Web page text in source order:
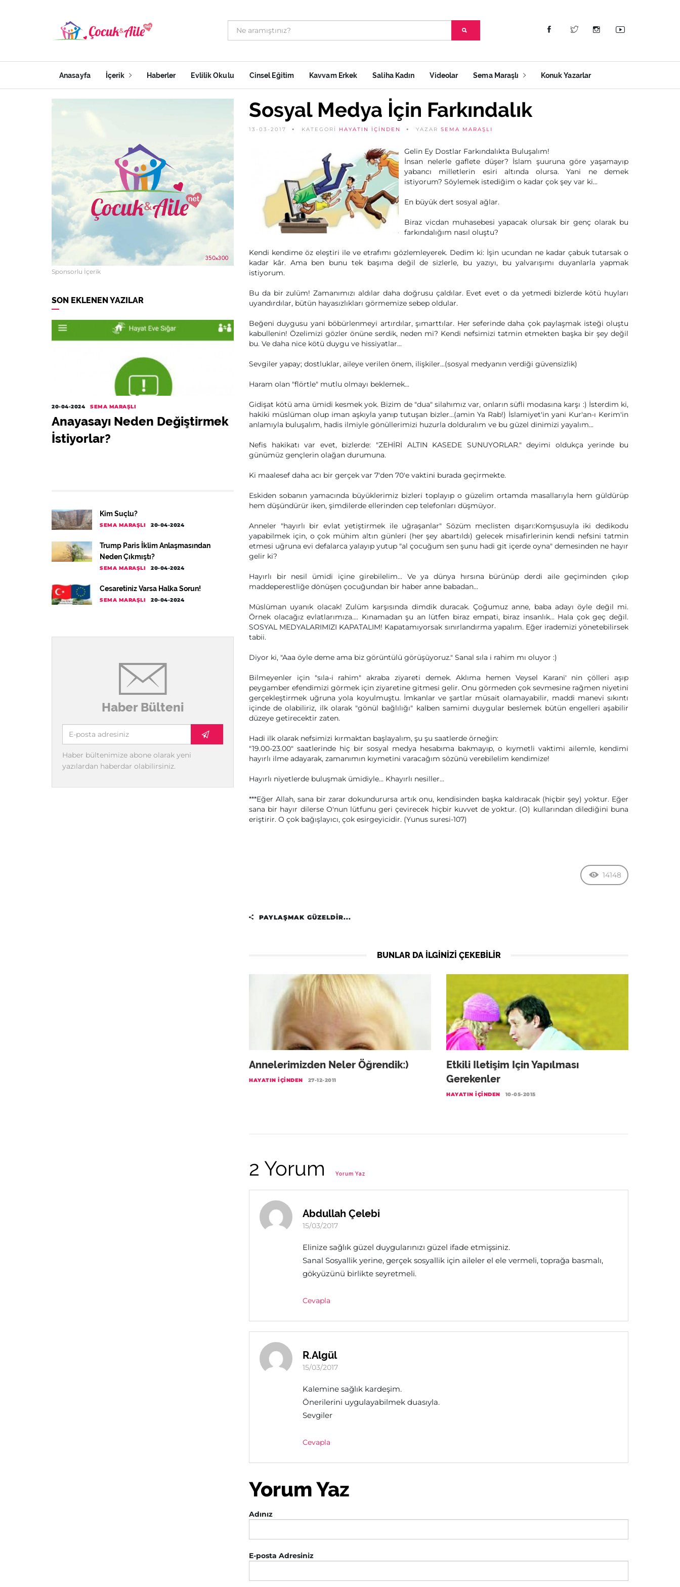
Anasayfa İçerik Haberler Evlilik Okulu Cinsel Eğitim Kavvam Erkek Saliha Kadın Videolar Sema Maraşlı Konuk Yazarlar
Sponsorlu İçerik
SON EKLENEN YAZILAR
20-04-2024 SEMA MARAŞLI
Anayasayı Neden Değiştirmek
İstiyorlar?
Kim Suçlu?
SEMA MARAŞLI 20-04-2024
Trump Paris İklim Anlaşmasından
Neden Çıkmıştı?
SEMA MARAŞLI 20-04-2024
Cesaretiniz Varsa Halka Sorun!
SEMA MARAŞLI 20-04-2024
Haber Bülteni
Haber bültenimize abone olarak yeni
yazılardan haberdar olabilirsiniz.
Sosyal Medya İçin Farkındalık
13-03-2017 KATEGORİ HAYATIN İÇINDEN YAZAR SEMA MARAŞLI
Gelin Ey Dostlar Farkındalıkta Buluşalım!
İnsan nelerle gaflete düşer? İslam şuuruna göre yaşamayıp
yabancı milletlerin esiri altında olursa. Yani ne demek
istiyorum? Söylemek istediğim o kadar çok şey var ki...
En büyük dert sosyal ağlar.
Biraz vicdan muhasebesi yapacak olursak bir genç olarak bu
farkındalığım nasıl oluştu?
Kendi kendime öz eleştiri ile ve etrafımı gözlemleyerek. Dedim ki: İşin ucundan ne kadar çabuk tutarsak o
kadar kâr. Ama ben bunu tek başıma değil de sizlerle, bu yazıyı, bu yalvarışımı duyanlarla yapmak
istiyorum.
Bu da bir zulüm! Zamanımızı aldılar daha doğrusu çaldılar. Evet evet o da yetmedi bizlerde kötü huyları
uyandırdılar, bütün hayasızlıkları görmemize sebep oldular.
Beğeni duygusu yani böbürlenmeyi artırdılar, şımarttılar. Her seferinde daha çok paylaşmak isteği oluştu
kabullenin! Özelimizi gözler önüne serdik, neden mi? Kendi nefsimizi tatmin etmekten başka bir şey değil
bu. Ve daha nice kötü duygu ve hissiyatlar...
Sevgiler yapay; dostluklar, aileye verilen önem, ilişkiler...(sosyal medyanın verdiği güvensizlik)
Haram olan "flörtle" mutlu olmayı beklemek...
Gidişat kötü ama ümidi kesmek yok. Bizim de "dua" silahımız var, onların süfli modasına karşı :) İsterdim ki,
hakiki müslüman olup iman aşkıyla yanıp tutuşan bizler...(amin Ya Rab!) İslamiyet'in yani Kur'an-ı Kerim'in
anlamıyla buluşalım, hadis ilmiyle gönüllerimizi huzurla dolduralım ve bu güzel dinimizi yayalım...
Nefis hakikatı var evet, bizlerde: "ZEHİRİ ALTIN KASEDE SUNUYORLAR." deyimi oldukça yerinde bu
günümüz gençlerin olağan durumuna.
Ki maalesef daha acı bir gerçek var 7'den 70'e vaktini burada geçirmekte.
Eskiden sobanın yamacında büyüklerimiz bizleri toplayıp o güzelim ortamda masallarıyla hem güldürüp
hem düşündürür iken, şimdilerde ellerinden cep telefonları düşmüyor.
Anneler "hayırlı bir evlat yetiştirmek ile uğraşanlar" Sözüm meclisten dışarı:Komşusuyla iki dedikodu
yapabilmek için, o çok mühim altın günleri (her şey abartıldı) gelecek misafirlerinin kendi nefsini tatmin
etmesi uğruna evi defalarca yalayıp yutup "al çocuğum sen şunu hadi git içerde oyna" demesinden ne hayır
gelir ki?
Hayırlı bir nesil ümidi içine girebilelim... Ve ya dünya hırsına bürünüp derdi aile geçiminden çıkıp
maddeperestliğe dönüşen çocuğundan bir haber anne babadan...
Müslüman uyanık olacak! Zulüm karşısında dimdik duracak. Çoğumuz anne, baba adayı öyle değil mi.
Örnek olacağız evlatlarımıza.... Kınamadan şu an lütfen biraz empati, biraz insanlık... Hala çok geç değil.
SOSYAL MEDYALARIMIZI KAPATALIM! Kapatamıyorsak sınırlandırma yapalım. Eğer irademizi yönetebilirsek
tabii.
Diyor ki, "Aaa öyle deme ama biz görüntülü görüşüyoruz." Sanal sıla i rahim mı oluyor :)
Bilmeyenler için "sıla-i rahim" akraba ziyareti demek. Aklıma hemen Veysel Karani' nin çölleri aşıp
peygamber efendimizi görmek için ziyaretine gitmesi gelir. Onu görmeden çok sevmesine rağmen niyetini
gerçekleştirmek uğruna yola koyulmuştu. İmkanlar ve şartlar müsait olamayabilir, maddi manevi sıkıntı
içinde de olabiliriz, ilk olarak "gönül bağlılığı" kalben samimi duygular beslemek bütün engelleri aşabilir
düzeye getirecektir zaten.
Hadi ilk olarak nefsimizi kırmaktan başlayalım, şu şu saatlerde örneğin:
"19.00-23.00" saatlerinde hiç bir sosyal medya hesabıma bakmayıp, o kıymetli vaktimi ailemle, kendimi
hayırlı ilme adayarak, zamanımın kıymetini varacağım sözünü verebilelim kendimize!
Hayırlı niyetlerde buluşmak ümidiyle... Khayırlı nesiller...
***Eğer Allah, sana bir zarar dokundurursa artık onu, kendisinden başka kaldıracak (hiçbir şey) yoktur. Eğer
sana bir hayır dilerse O'nun lütfunu geri çevirecek hiçbir kuvvet de yoktur. (O) kullarından dilediğini buna
eriştirir. O çok bağışlayıcı, çok esirgeyicidir. (Yunus suresi-107)
14148
PAYLAŞMAK GÜZELDIR...
BUNLAR DA ILGINIZI ÇEKEBILIR
Annelerimizden Neler Öğrendik:)
HAYATIN İÇINDEN 27-12-2011
Etkili Iletişim Için Yapılması
Gerekenler
HAYATIN İÇINDEN 10-05-2015
2 Yorum Yorum Yaz
Abdullah Çelebi
15/03/2017
Elinize sağlık güzel duygularınızı güzel ifade etmişsiniz.
Sanal Sosyallik yerine, gerçek sosyallik için aileler el ele vermeli, toprağa basmalı,
gökyüzünü birlikte seyretmeli.
Cevapla
R.Algül
15/03/2017
Kalemine sağlık kardeşim.
Önerilerini uygulayabilmek duasıyla.
Sevgiler
Cevapla
Yorum Yaz
Adınız
E-posta Adresiniz